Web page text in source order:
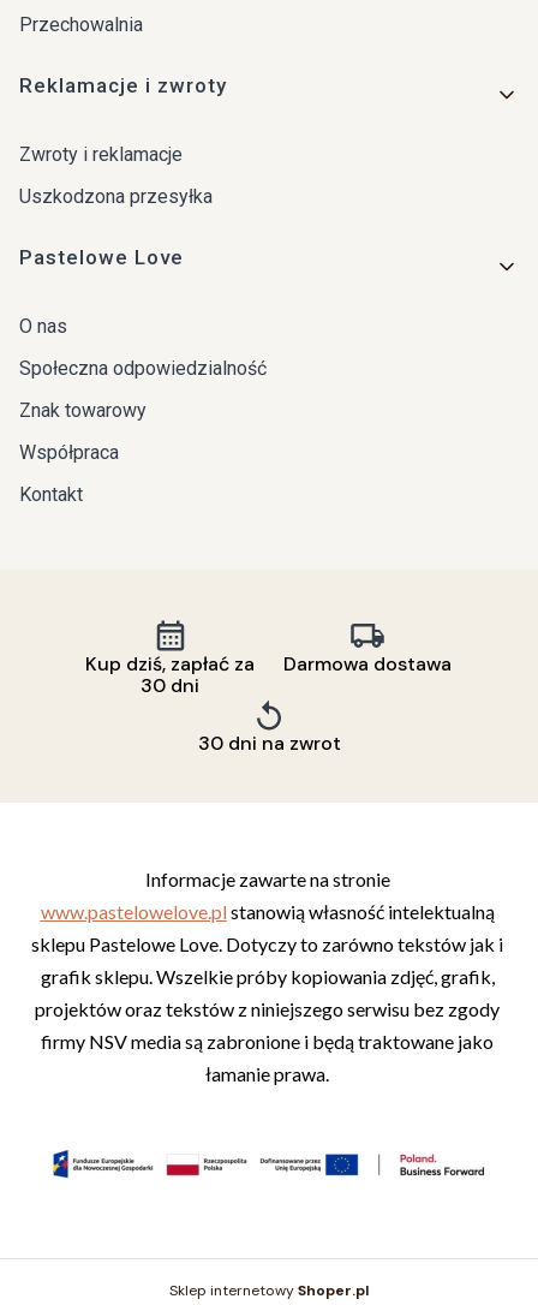
Przechowalnia
Reklamacje i zwroty
Zwroty i reklamacje
Uszkodzona przesyłka
Pastelowe Love
O nas
Społeczna odpowiedzialność
Znak towarowy
Współpraca
Kontakt
Kup dziś, zapłać za
30 dni
Darmowa dostawa
30 dni na zwrot
Informacje zawarte na stronie
www.pastelowelove.pl stanowią własność intelektualną
sklepu Pastelowe Love. Dotyczy to zarówno tekstów jak i
grafik sklepu. Wszelkie próby kopiowania zdjęć, grafik,
projektów oraz tekstów z niniejszego serwisu bez zgody
firmy NSV media są zabronione i będą traktowane jako
łamanie prawa.
Sklep internetowyShoper.pl